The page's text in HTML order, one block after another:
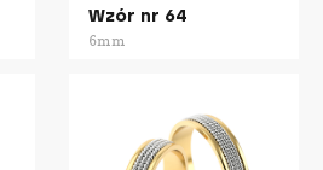
Wzór nr 64
6mm